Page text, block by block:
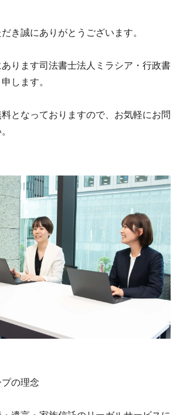
き誠にありがとうございます。
ります司法書士法人ミラシア・行政書
します。
となっておりますので、お気軽にお問
の理念